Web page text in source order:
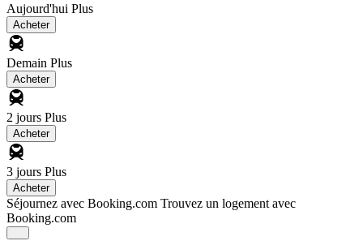
Aujourd'hui Plus
Acheter
Demain Plus
Acheter
2 jours Plus
Acheter
3 jours Plus
Acheter
Séjournez avec Booking.com Trouvez un logement avec
Booking.com